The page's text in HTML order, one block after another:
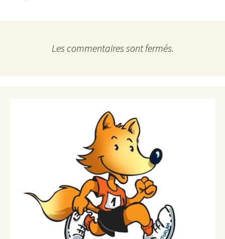
Les commentaires sont fermés.